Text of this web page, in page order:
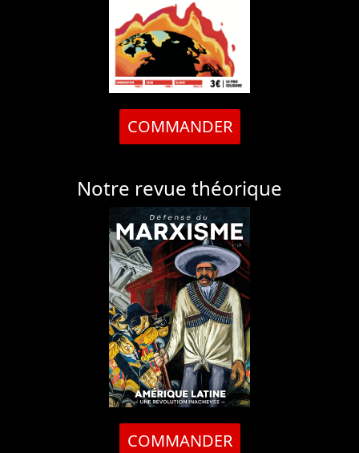
COMMANDER
Notre revue théorique
COMMANDER